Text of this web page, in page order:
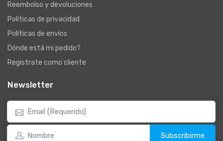
Reembolso y devoluciones
Políticas de privacidad
Políticas de envíos
Dónde está mi pedido?
Registrate como cliente
Newsletter
Subscribirme